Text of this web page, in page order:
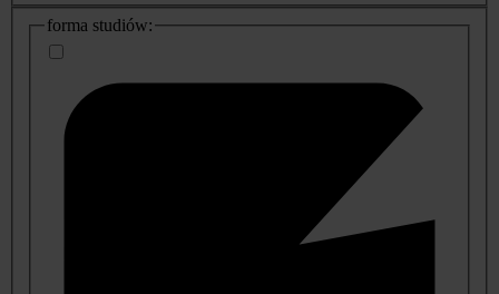
dodatkowe
informacje
forma studiów: